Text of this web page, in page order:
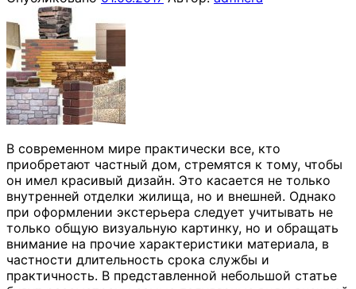
В современном мире практически все, кто
приобретают частный дом, стремятся к тому, чтобы
он имел красивый дизайн. Это касается не только
внутренней отделки жилища, но и внешней. Однако
при оформлении экстерьера следует учитывать не
только общую визуальную картинку, но и обращать
внимание на прочие характеристики материала, в
частности длительность срока службы и
практичность. В представленной небольшой статье